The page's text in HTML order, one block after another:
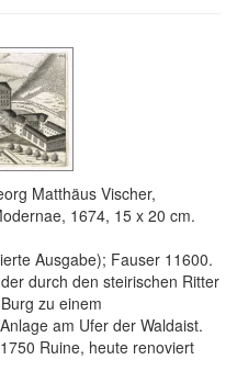
Matthäus Vischer,
1674, 15 x 20 cm.
Ausgabe); Fauser 11600.
durch den steirischen Ritter
zu einem
am Ufer der Waldaist.
Ruine, heute renoviert